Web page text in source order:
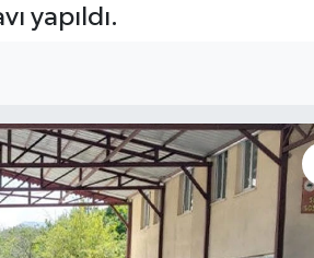
yapıldı.